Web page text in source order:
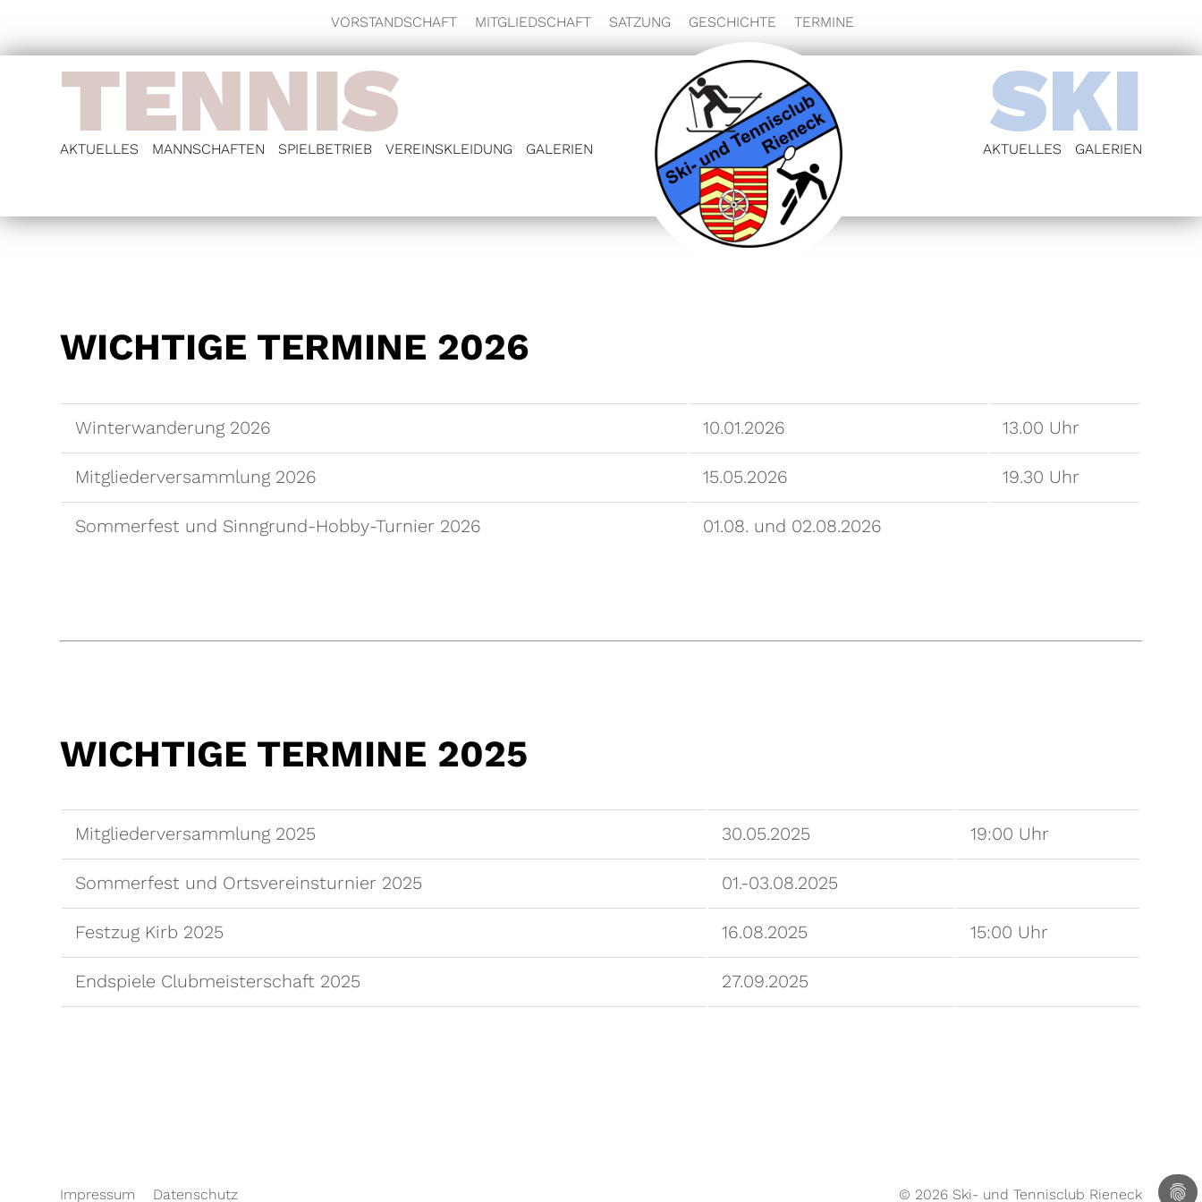
VORSTANDSCHAFT MITGLIEDSCHAFT SATZUNG GESCHICHTE TERMINE
TENNIS
AKTUELLES MANNSCHAFTEN
>
SPIELBETRIEB
>
>
VEREINSKLEIDUNG GALERIEN SKI
AKTUELLES GALERIEN
WICHTIGE TERMINE 2026
Winterwanderung 2026 10.01.2026 13.00 Uhr
Mitgliederversammlung 2026 15.05.2026 19.30 Uhr
Sommerfest und Sinngrund-Hobby-Turnier 2026 01.08. und 02.08.2026
WICHTIGE TERMINE 2025
Mitgliederversammlung 2025 30.05.2025 19:00 Uhr
Sommerfest und Ortsvereinsturnier 2025 01.-03.08.2025
Festzug Kirb 2025 16.08.2025 15:00 Uhr
Endspiele Clubmeisterschaft 2025 27.09.2025
Impressum Datenschutz © 2026 Ski- und Tennisclub Rieneck